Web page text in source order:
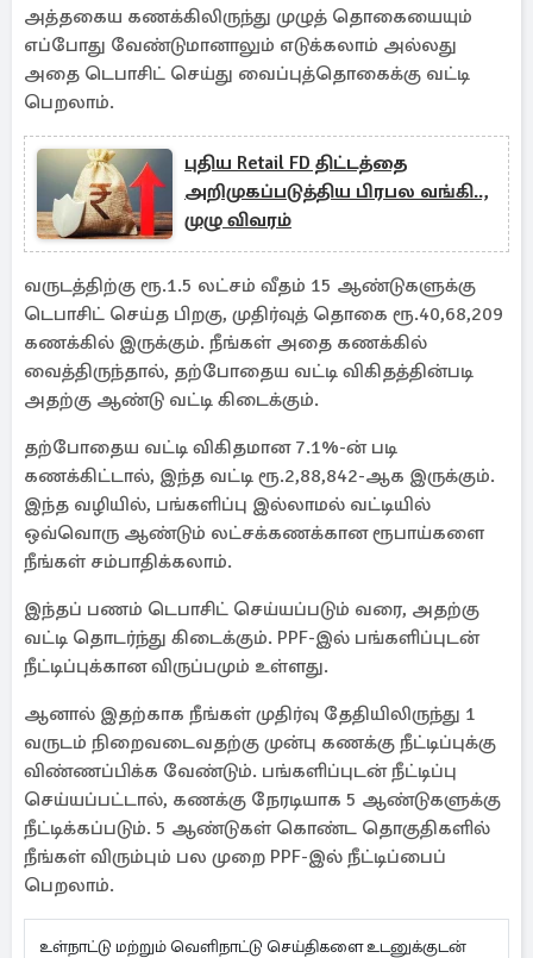
அத்தகைய கணக்கிலிருந்து முழுத் தொகையையும்
எப்போது வேண்டுமானாலும் எடுக்கலாம் அல்லது
அதை டெபாசிட் செய்து வைப்புத்தொகைக்கு வட்டி
பெறலாம்.
புதிய Retail FD திட்டத்தை
அறிமுகப்படுத்திய பிரபல வங்கி..,
முழு விவரம்
வருடத்திற்கு ரூ.1.5 லட்சம் வீதம் 15 ஆண்டுகளுக்கு
டெபாசிட் செய்த பிறகு, முதிர்வுத் தொகை ரூ.40,68,209
கணக்கில் இருக்கும். நீங்கள் அதை கணக்கில்
வைத்திருந்தால், தற்போதைய வட்டி விகிதத்தின்படி
அதற்கு ஆண்டு வட்டி கிடைக்கும்.
தற்போதைய வட்டி விகிதமான 7.1%-ன் படி
கணக்கிட்டால், இந்த வட்டி ரூ.2,88,842-ஆக இருக்கும்.
இந்த வழியில், பங்களிப்பு இல்லாமல் வட்டியில்
ஒவ்வொரு ஆண்டும் லட்சக்கணக்கான ரூபாய்களை
நீங்கள் சம்பாதிக்கலாம்.
இந்தப் பணம் டெபாசிட் செய்யப்படும் வரை, அதற்கு
வட்டி தொடர்ந்து கிடைக்கும். PPF-இல் பங்களிப்புடன்
நீட்டிப்புக்கான விருப்பமும் உள்ளது.
ஆனால் இதற்காக நீங்கள் முதிர்வு தேதியிலிருந்து 1
வருடம் நிறைவடைவதற்கு முன்பு கணக்கு நீட்டிப்புக்கு
விண்ணப்பிக்க வேண்டும். பங்களிப்புடன் நீட்டிப்பு
செய்யப்பட்டால், கணக்கு நேரடியாக 5 ஆண்டுகளுக்கு
நீட்டிக்கப்படும். 5 ஆண்டுகள் கொண்ட தொகுதிகளில்
நீங்கள் விரும்பும் பல முறை PPF-இல் நீட்டிப்பைப்
பெறலாம்.
உள்நாட்டு மற்றும் வெளிநாட்டு செய்திகளை உடனுக்குடன்